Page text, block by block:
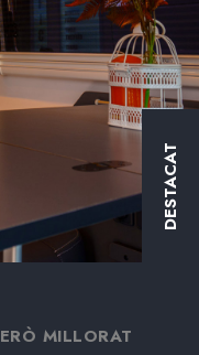
DESTACAT
MILLORAT